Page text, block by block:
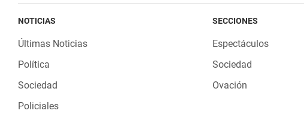
NOTICIAS
Últimas Noticias
Política
Sociedad
Policiales
SECCIONES
Espectáculos
Sociedad
Ovación